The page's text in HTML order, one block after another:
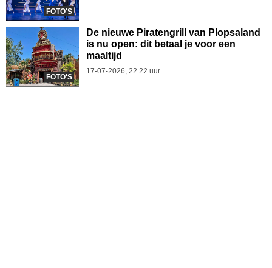
FOTO'S
FOTO'S
De nieuwe Piratengrill van Plopsaland
is nu open: dit betaal je voor een
maaltijd
17-07-2026, 22.22 uur